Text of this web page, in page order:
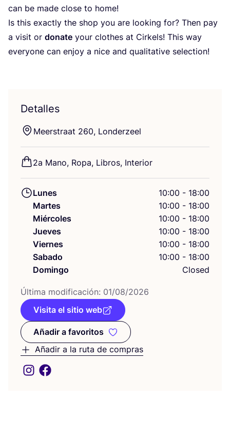
can be made clo­se to home!
Is this exactly the shop you are loo­king for? Then pay
a visit or dona­te your clothes at Cir­kels! This way
ever­yo­ne can enjoy a nice and qua­li­ta­ti­ve selection!
Detalles
Meers­traat 260, Londerzeel
2a Mano, Ropa, Libros, Interior
Lunes
10:00 - 18:00
Martes
10:00 - 18:00
Miércoles
10:00 - 18:00
Jueves
10:00 - 18:00
Viernes
10:00 - 18:00
Sabado
10:00 - 18:00
Domingo
Closed
Últi­ma modi­fi­ca­ción: 01/08/2026
Visita el sitio web
Añadir a favoritos
Añadir a favoritos
Añadir a la ruta de compras